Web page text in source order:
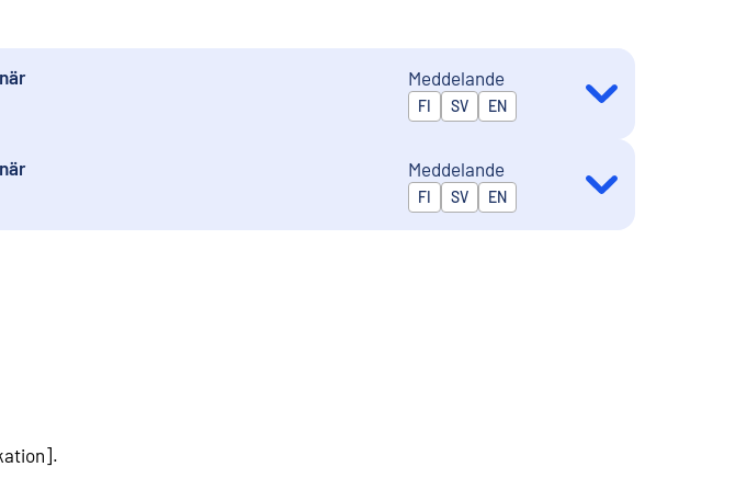
Meddelande
Publiceras på
FI SV EN
Meddelande
Publiceras på
FI SV EN
].